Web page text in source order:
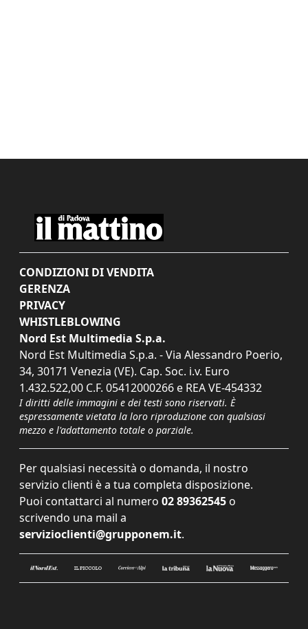
CONDIZIONI DI VENDITA
GERENZA
PRIVACY
WHISTLEBLOWING
Nord Est Multimedia S.p.a.
Nord Est Multimedia S.p.a. - Via Alessandro Poerio,
34, 30171 Venezia (VE). Cap. Soc. i.v. Euro
1.432.522,00 C.F. 05412000266 e REA VE-454332
I diritti delle immagini e dei testi sono riservati. È
espressamente vietata la loro riproduzione con qualsiasi
mezzo e l'adattamento totale o parziale.
Per qualsiasi necessità o domanda, il nostro
servizio clienti è a tua completa disposizione.
Puoi contattarci al numero 02 89362545 o
scrivendo una mail a
servizioclienti@grupponem.it.